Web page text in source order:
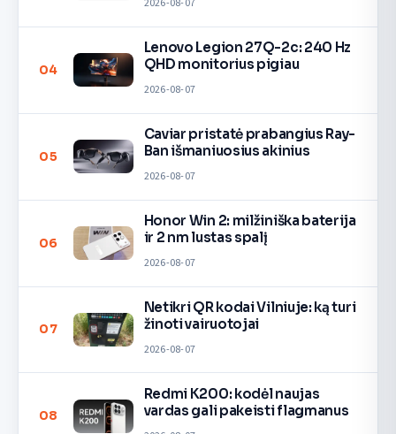
2026-08-07
04
Lenovo Legion 27Q-2c: 240 Hz
QHD monitorius pigiau
2026-08-07
05
Caviar pristatė prabangius Ray-
Ban išmaniuosius akinius
2026-08-07
06
Honor Win 2: milžiniška baterija
ir 2 nm lustas spalį
2026-08-07
07
Netikri QR kodai Vilniuje: ką turi
žinoti vairuotojai
2026-08-07
08
Redmi K200: kodėl naujas
vardas gali pakeisti flagmanus